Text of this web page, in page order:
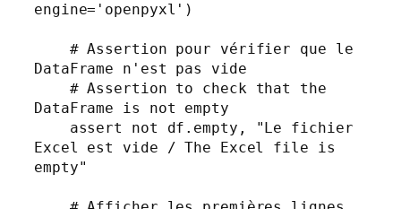
engine='openpyxl')
DataFrame n'est pas vide
DataFrame is not empty
Excel est vide / The Excel file is
empty"